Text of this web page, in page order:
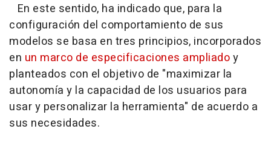
En este sentido, ha indicado que, para la
configuración del comportamiento de sus
modelos se basa en tres principios, incorporados
en un marco de especificaciones ampliadoy
planteados con el objetivo de "maximizar la
autonomía y la capacidad de los usuarios para
usar y personalizar la herramienta" de acuerdo a
sus necesidades.